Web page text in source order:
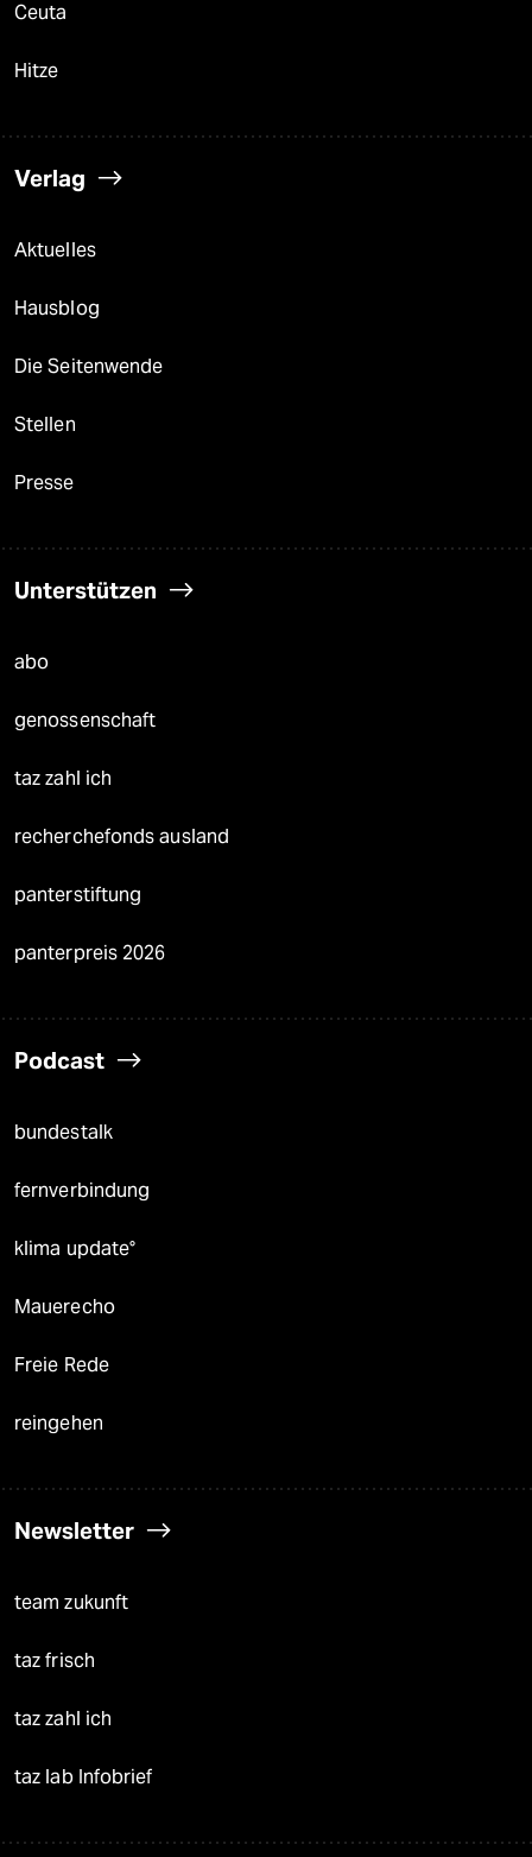
Ceuta
Hitze
Verlag
Aktuelles
Hausblog
Die Seitenwende
Stellen
Presse
Unterstützen
abo
genossenschaft
taz zahl ich
recherchefonds ausland
panterstiftung
panterpreis 2026
Podcast
bundestalk
fernverbindung
klima update°
Mauerecho
Freie Rede
reingehen
Newsletter
team zukunft
taz frisch
taz zahl ich
taz lab Infobrief